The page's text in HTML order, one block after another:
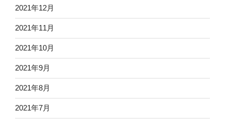
2021年12月
2021年11月
2021年10月
2021年9月
2021年8月
2021年7月